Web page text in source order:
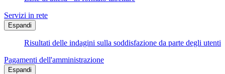
Servizi in rete
Espandi
Risultati delle indagini sulla soddisfazione da parte degli utenti
Pagamenti dell'amministrazione
Espandi